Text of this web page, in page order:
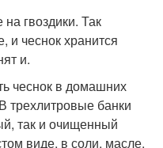
гвоздики. Так
и чеснок хранится
и.
чеснок в домашних
трехлитровые банки
так и очищенный
виде, в соли, масле.